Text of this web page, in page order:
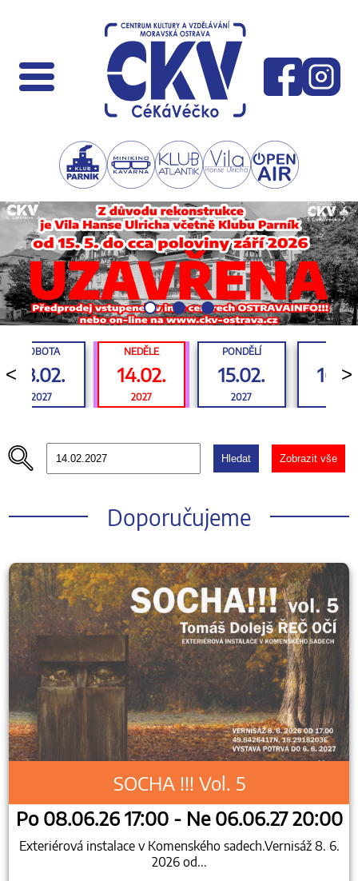
<
SOBOTA
13.02.
2027
NEDĚLE
14.02.
2027
PONDĚLÍ
15.02.
2027
>
Hledat Zobrazit vše
Doporučujeme
SOCHA !!! Vol. 5
Po 08.06.26 17:00 - Ne 06.06.27 20:00
Exteriérová instalace v Komenského sadech.Vernisáž 8. 6.
2026 od...